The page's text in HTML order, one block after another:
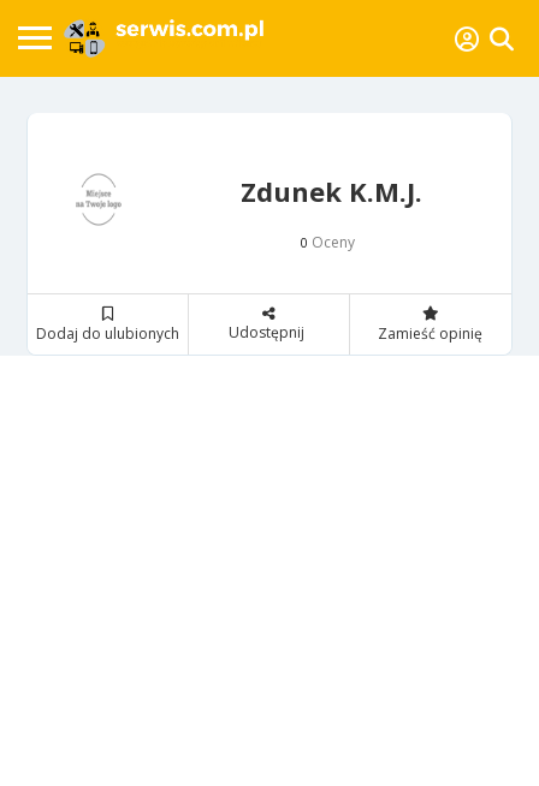
Zdunek K.M.J.
0 Oceny
Dodaj do ulubionych Udostępnij Zamieść opinię